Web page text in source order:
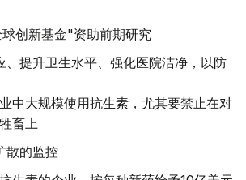
创新基金"资助前期研究
、提升卫生水平、强化医院洁净，以防
中大规模使用抗生素，尤其要禁止在对
畜上
散的监控